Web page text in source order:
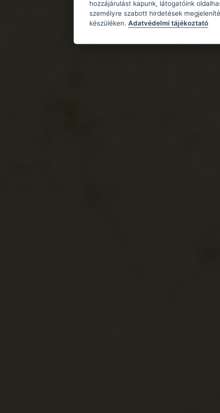
hozzájárulást kapunk, látogatóink
személyre szabott hirdetések
készüléken. Adatvédelmi tájékoztató